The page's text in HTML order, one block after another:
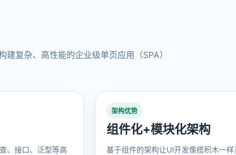
复杂、高性能的企业级单页应用（SPA）
、接口、泛型等高
架构优势
组件化+模块化架构
基于组件的架构让UI开发像搭积木一